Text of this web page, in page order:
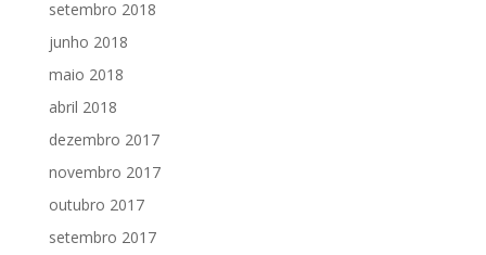
setembro 2018
junho 2018
maio 2018
abril 2018
dezembro 2017
novembro 2017
outubro 2017
setembro 2017